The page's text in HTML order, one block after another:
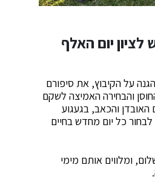
יום האלף
על הקיבוץ, את סיפורם
והבחירה האמיצה לשקם
והכאב, בגעגוע
כל יום מחדש בחיים
ומלווים אותם מימי